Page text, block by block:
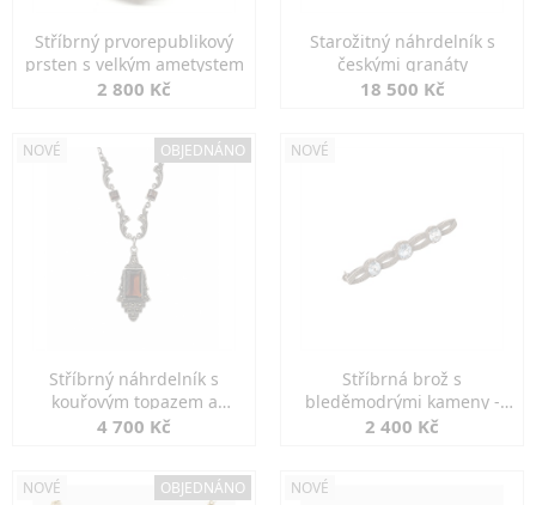
Stříbrný prvorepublikový
prsten s velkým ametystem
2 800 Kč
Starožitný náhrdelník s
českými granáty
18 500 Kč
NOVÉ OBJEDNÁNO
Stříbrný náhrdelník s
kouřovým topazem a
markazity
4 700 Kč
NOVÉ
Stříbrná brož s
bleděmodrými kameny -
jemná elegance
2 400 Kč
NOVÉ OBJEDNÁNO NOVÉ